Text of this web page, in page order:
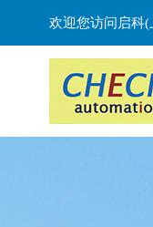
欢迎您访问启科(